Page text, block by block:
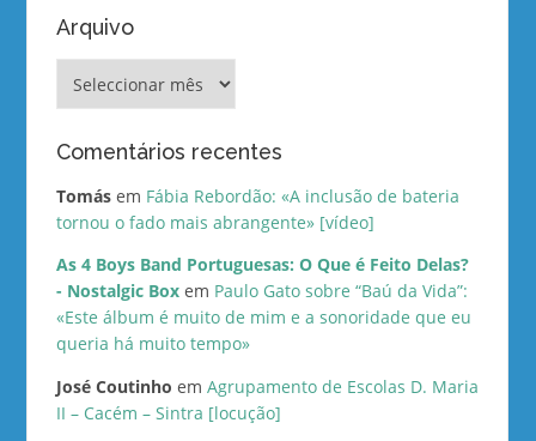
Arquivo
Comentários recentes
Tomásem Fábia Rebordão: «A inclusão de bateria
tornou o fado mais abrangente» [vídeo]
As 4 Boys Band Portuguesas: O Que é Feito Delas?
- Nostalgic Boxem Paulo Gato sobre “Baú da Vida”:
«Este álbum é muito de mim e a sonoridade que eu
queria há muito tempo»
José Coutinho em Agrupamento de Escolas D. Maria
II – Cacém – Sintra [locução]